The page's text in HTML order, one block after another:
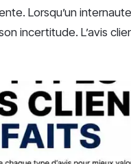
Lorsqu’un
incertitude. L’avis